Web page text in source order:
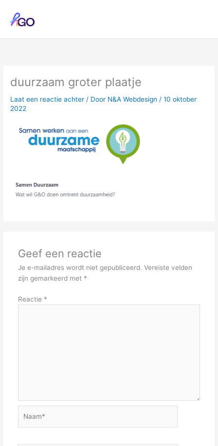
naar
inhoud
duurzaam groter plaatje
Laat een reactie achter / Door N&A Webdesign /10 oktober
2022
Geef een reactie
Je e-mailadres wordt niet gepubliceerd. Vereiste velden
zijn gemarkeerd met *
Reactie *